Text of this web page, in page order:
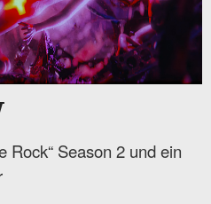
Rock“ Season 2 und ein